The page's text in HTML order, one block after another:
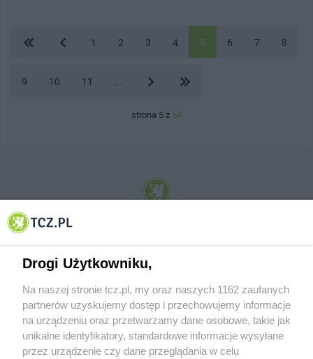
1 2 3 4 5 6 7 8
9 10 11
strona 5 z 54
© 2001-2026 Tczew - TCZ.PL Sp. z o.o. Internetowy Serwis Informacyjny Miasta
Drogi Użytkowniku,
Na naszej stronie tcz.pl, my oraz naszych 1162 zaufanych
partnerów uzyskujemy dostęp i przechowujemy informacje
na urządzeniu oraz przetwarzamy dane osobowe, takie jak
unikalne identyfikatory, standardowe informacje wysyłane
przez urządzenie czy dane przeglądania w celu